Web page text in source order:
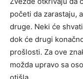
početi da zarastaju,
druge. Neki će
dok će drugi
prošlosti. Za ove
možda upravo sa